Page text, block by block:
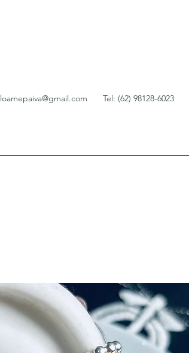
loamepaiva@gmail.com Tel: (62) 98128-6023